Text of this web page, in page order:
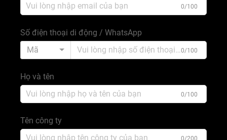
0/100
Số điện thoại di động / WhatsApp
Mã
0/100
Họ và tên
0/100
Tên công ty
0/200